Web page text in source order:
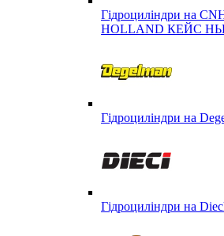
Гідроциліндри на
HOLLAND КЕЙС
Гідроциліндри на
Гідроциліндри на